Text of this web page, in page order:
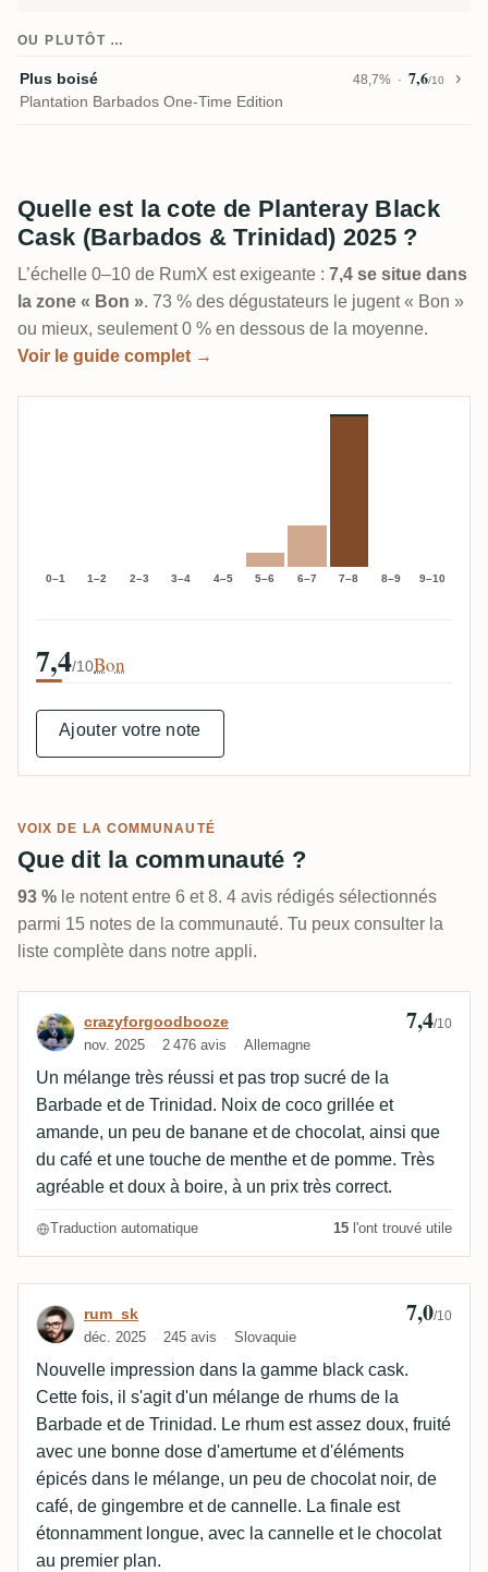
OU PLUTÔT …
Plus boisé 48,7% 7,6/10
Plantation Barbados One-Time Edition
Quelle est la cote de Planteray Black
Cask (Barbados & Trinidad) 2025 ?
L’échelle 0–10 de RumX est exigeante : 7,4 se situe dans
la zone « Bon ». 73 % des dégustateurs le jugent « Bon »
ou mieux, seulement 0 % en dessous de la moyenne.
Voir le guide complet →
0–1 1–2 2–3 3–4 4–5 5–6 6–7 7–8 8–9 9–10
7,4/10Bon
Ajouter votre note
VOIX DE LA COMMUNAUTÉ
Que dit la communauté ?
93 % le notent entre 6 et 8. 4 avis rédigés sélectionnés
parmi 15 notes de la communauté. Tu peux consulter la
liste complète dans notre appli.
Avis de crazyforgoodbooze
crazyforgoodbooze
nov. 2025 2 476 avis Allemagne
7,4/10
Un mélange très réussi et pas trop sucré de la
Barbade et de Trinidad. Noix de coco grillée et
amande, un peu de banane et de chocolat, ainsi que
du café et une touche de menthe et de pomme. Très
agréable et doux à boire, à un prix très correct.
Traduction automatique 15 l'ont trouvé utile
Avis de rum_sk
rum_sk
déc. 2025 245 avis Slovaquie
7,0/10
Nouvelle impression dans la gamme black cask.
Cette fois, il s'agit d'un mélange de rhums de la
Barbade et de Trinidad. Le rhum est assez doux, fruité
avec une bonne dose d'amertume et d'éléments
épicés dans le mélange, un peu de chocolat noir, de
café, de gingembre et de cannelle. La finale est
étonnamment longue, avec la cannelle et le chocolat
au premier plan.